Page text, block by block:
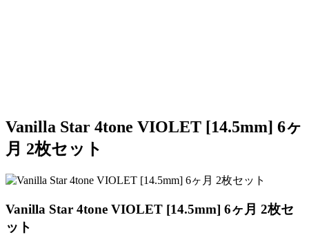
Vanilla Star 4tone VIOLET [14.5mm] 6ヶ
月 2枚セット
Vanilla Star 4tone VIOLET [14.5mm] 6ヶ月 2枚セ
ット